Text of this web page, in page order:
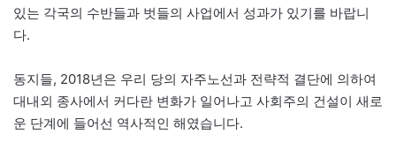
있는 각국의 수반들과 벗들의 사업에서 성과가 있기를 바랍니
다.
동지들, 2018년은 우리 당의 자주노선과 전략적 결단에 의하여
대내외 종사에서 커다란 변화가 일어나고 사회주의 건설이 새로
운 단계에 들어선 역사적인 해였습니다.